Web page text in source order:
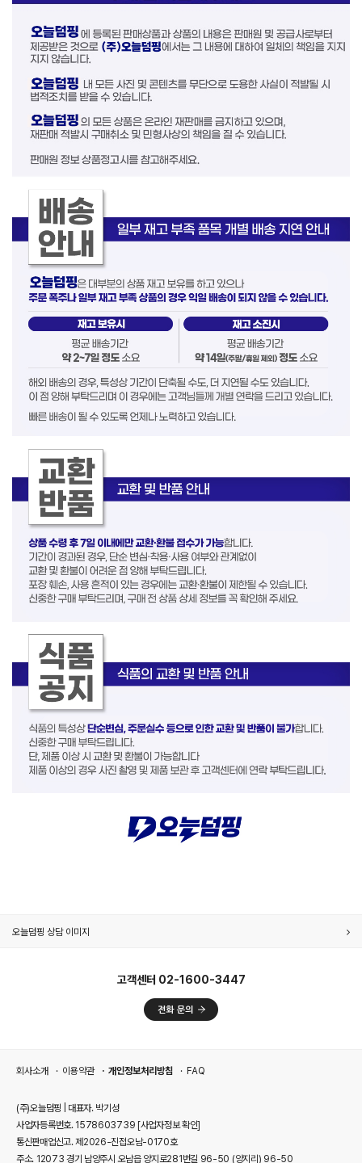
클릭메이트 라이브 방송
고객센터 02-1600-3447
회사소개 이용약관 개인정보처리방침 FAQ
(주)오늘덤핑 | 대표자. 박기성
사업자등록번호. 1578603739 [사업자정보 확인]
통신판매업신고. 제2026-진접오남-0170호
주소. 12073 경기 남양주시 오남읍 양지로281번길 96-50 (양지리) 96-50